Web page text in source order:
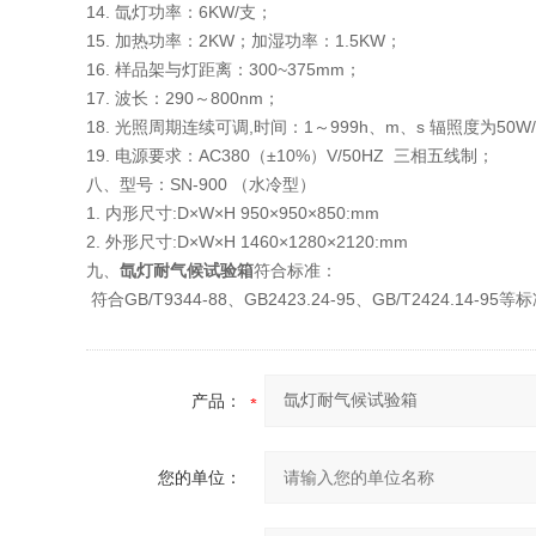
14. 氙灯功率：6KW/支；
15. 加热功率：2KW；加湿功率：1.5KW；
16. 样品架与灯距离：300~375mm；
17. 波长：290～800nm；
18. 光照周期连续可调,时间：1～999h、m、s 辐照度为
19. 电源要求：AC380（±10%）V/50HZ 三相五线制；
八、型号：SN-900 （水冷型）
1. 内形尺寸:D×W×H 950×950×850:mm
2. 外形尺寸:D×W×H 1460×1280×2120:mm
九、 氙灯耐气候试验箱符合标准：
符合GB/T9344-88、GB2423.24-95、GB/T2424.14-95等标
产品：
您的单位：